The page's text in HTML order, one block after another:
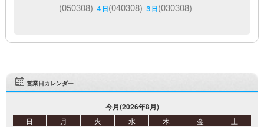
(050308) ４日(040308) ３日(030308)
営業日カレンダー
今月(2026年8月)
日 月 火 水 木 金
土